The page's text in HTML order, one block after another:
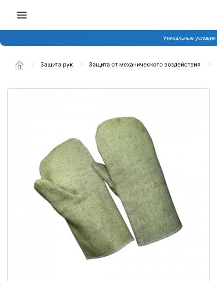
Уникальные
Защита рук Защита от механического воздействия